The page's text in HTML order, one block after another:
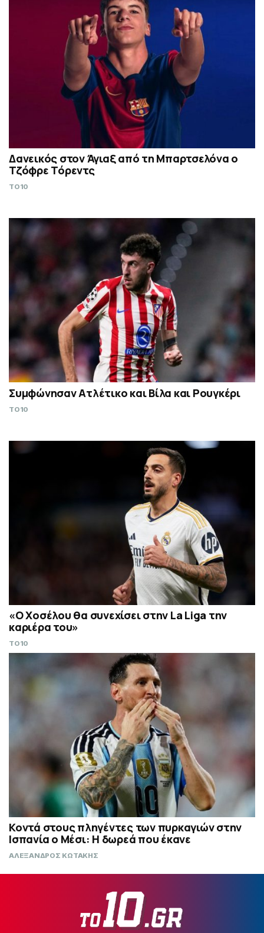
Δανεικός στον Άγιαξ από τη Μπαρτσελόνα ο
Τζόφρε Τόρεντς
TO10
Συμφώνησαν Ατλέτικο και Βίλα και Ρουγκέρι
TO10
«Ο Χοσέλου θα συνεχίσει στην La Liga την
καριέρα του»
TO10
Κοντά στους πληγέντες των πυρκαγιών στην
Ισπανία ο Μέσι: Η δωρεά που έκανε
ΑΛΕΞΑΝΔΡΟΣ ΚΩΤΑΚΗΣ